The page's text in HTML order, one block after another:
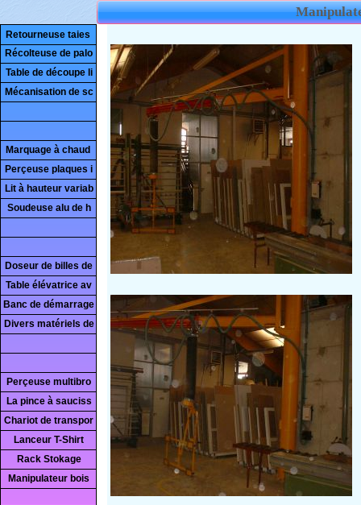
Retourneuse taies
Récolteuse de palo
Table de découpe li
Mécanisation de sc
Marquage à chaud
Perçeuse plaques i
Lit à hauteur variab
Soudeuse alu de h
Doseur de billes de
Table élévatrice av
Banc de démarrage
Divers matériels de
Perçeuse multibro
La pince à sauciss
Chariot de transpor
Lanceur T-Shirt
Rack Stokage
Manipulateur bois